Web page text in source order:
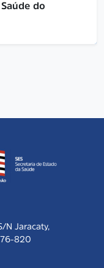
do
N Jaracaty,
820